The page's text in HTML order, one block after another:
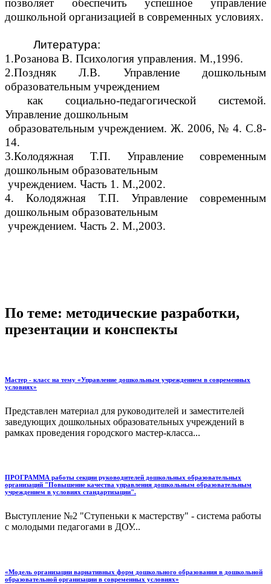
позволяет обеспечить успешное управление
дошкольной организацией в современных условиях.
Литература:
1.Розанова В. Психология управления. М.,1996.
2.Поздняк Л.В. Управление дошкольным
образовательным учреждением
как социально-педагогической системой.
Управление дошкольным
образовательным учреждением. Ж. 2006, № 4. С.8-
14.
3.Колодяжная Т.П. Управление современным
дошкольным образовательным
учреждением. Часть 1. М.,2002.
4. Колодяжная Т.П. Управление современным
дошкольным образовательным
учреждением. Часть 2. М.,2003.
По теме: методические разработки,
презентации и конспекты
Мастер - класс на тему «Управление дошкольным учреждением в современных
условиях»
Представлен материал для руководителей и заместителей
заведующих дошкольных образовательных учреждений в
рамках проведения городского мастер-класса...
ПРОГРАММА работы секции руководителей дошкольных образовательных
организаций "Повышение качества управления дошкольным образовательным
учреждением в условиях стандартизации".
Выступление №2 "Ступеньки к мастерству" - система работы
с молодыми педагогами в ДОУ...
«Модель организации вариативных форм дошкольного образования в дошкольной
образовательной организации в современных условиях»